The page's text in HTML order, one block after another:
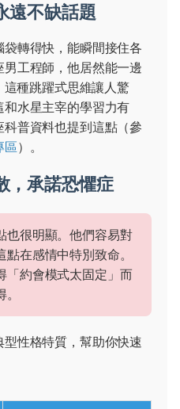
遠不缺話題
轉得快，能瞬間接住各
工程師，他居然能一邊
種跳躍式思維讓人驚
水星主宰的學習力有
普資料也提到這點（參
區）。
，承諾恐懼症
也很明顯。他們容易對
在感情中特別致命。
「約會模式太固定」而
性格特質，幫助你快速